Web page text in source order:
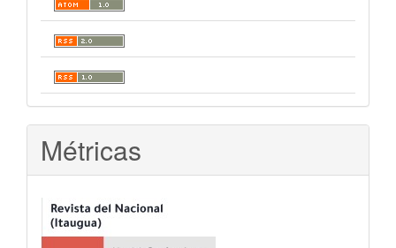
Métricas